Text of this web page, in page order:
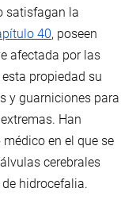
satisfagan la
40, poseen
afectada por las
propiedad su
y guarniciones para
Han
en el que se
cerebrales
hidrocefalia.